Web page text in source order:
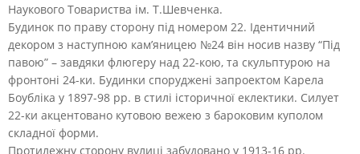
Наукового Товариства ім. Т.Шевченка.
Будинок по праву сторону під номером 22. Ідентичний
декором з наступною кам’яницею №24 він носив назву “Під
павою” – завдяки флюгеру над 22-кою, та скульптурою на
фронтоні 24-ки. Будинки споруджені запроектом Карела
Боубліка у 1897-98 рр. в стилі історичної еклектики. Силует
22-ки акцентовано кутовою вежею з бароковим куполом
складної форми.
Протилежну сторону вулиці забудовано у 1913-16 рр.